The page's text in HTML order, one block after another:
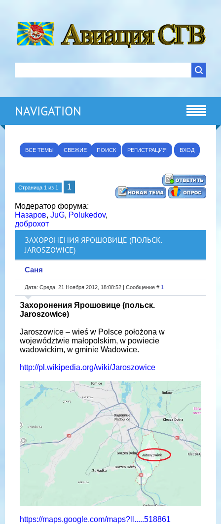
NAVIGATION
ВСЕ ТЕМЫ СВЕЖИЕ ПОИСК РЕГИСТРАЦИЯ ВХОД
Страница 1 из 1 1
Модератор форума:
Назаров, JuG, Polukedov,
доброхот
ЗАХОРОНЕНИЯ ЯРОШОВИЦЕ (ПОЛЬСК.
JAROSZOWICE)
Саня
Дата: Среда, 21 Ноября 2012, 18:08:52 | Сообщение # 1
Захоронения Ярошовице (польск.
Jaroszowice)
Jaroszowice – wieś w Polsce położona w
województwie małopolskim, w powiecie
wadowickim, w gminie Wadowice.
http://pl.wikipedia.org/wiki/Jaroszowice
https://maps.google.com/maps?ll.....518861